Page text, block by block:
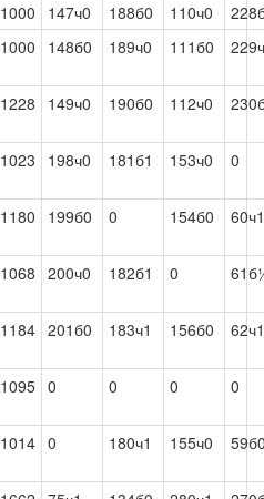
1000 147ч0 188б0 110ч0
1000 148б0 189ч0 111б0
1228 149ч0 190б0 112ч0
1023 198ч0 181б1 153ч0 0
1180 199б0 0 154б0 60ч1
1068 200ч0 182б1 0
1184 201б0 183ч1 156б0 62ч1
1095 0 0 0 0
1014 0 180ч1 155ч0